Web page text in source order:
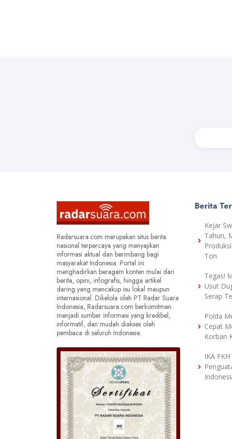
Radarsuara.com merupakan situs berita
nasional terpercaya yang menyajikan
informasi aktual dan berimbang bagi
masyarakat Indonesia. Portal ini
menghadirkan beragam konten mulai dari
berita, opini, infografis, hingga artikel
daring yang mencakup isu lokal maupun
internasional. Dikelola oleh PT Radar Suara
Indonesia, Radarsuara.com berkomitmen
menjadi sumber informasi yang kredibel,
informatif, dan mudah diakses oleh
pembaca di seluruh Indonesia.
Berita
Kejar
Tahun,
Ton
Tegas!
Usut
Serap
Polda
Cepat
Korban
IKA